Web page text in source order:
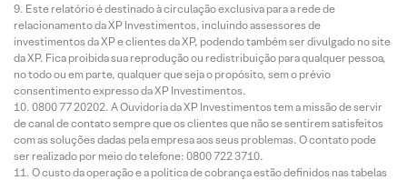
Este relatório é destinado à circulação exclusiva para a rede de
relacionamento da XP Investimentos, incluindo assessores de
investimentos da XP e clientes da XP, podendo também ser divulgado no site
da XP. Fica proibida sua reprodução ou redistribuição para qualquer pessoa,
no todo ou em parte, qualquer que seja o propósito, sem o prévio
consentimento expresso da XP Investimentos.
0800 77 20202. A Ouvidoria da XP Investimentos tem a missão de servir
de canal de contato sempre que os clientes que não se sentirem satisfeitos
com as soluções dadas pela empresa aos seus problemas. O contato pode
ser realizado por meio do telefone: 0800 722 3710.
O custo da operação e a política de cobrança estão definidos nas tabelas